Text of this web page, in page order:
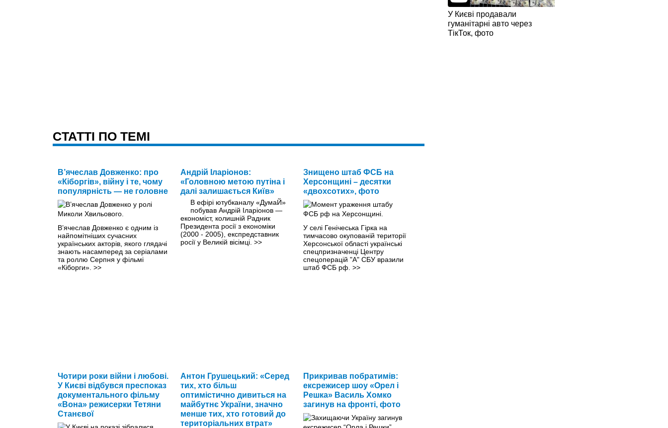
CТАТТІ ПО ТЕМІ
В’ячеслав Довженко: про
«Кіборгів», війну і те, чому
популярність — не головне
В’ячеслав Довженко є одним із
найпомітніших сучасних
українських акторів, якого глядачі
знають насамперед за серіалами
та роллю Серпня у фільмі
«Кіборги». >>
Андрій Іларіонов:
«Головною метою путіна і
далі залишається Київ»
В ефірі ютубканалу «ДумаЙ»
побував Андрій Іларіонов —
економіст, колишній Радник
Президента росії з економіки
(2000 - 2005), експредставник
росії у Великій вісімці. >>
Знищено штаб ФСБ на
Херсонщині – десятки
«двохсотих», фото
У селі Генічеська Гірка на
тимчасово окупованій території
Херсонської області українські
спецпризначенці Центру
спецоперацій "А" СБУ вразили
штаб ФСБ рф. >>
Чотири роки війни і любові.
У Києві відбувся преспоказ
документального фільму
«Вона» режисерки Тетяни
Станєвої
Антон Грушецький: «Серед
тих, хто більш
оптимістично дивиться на
майбутнє України, значно
менше тих, хто готовий до
територіальних втрат»
Прикривав побратимів:
ексрежисер шоу «Орел і
Решка» Василь Хомко
загинув на фронті, фото
У Києві продавали
гуманітарні авто через
ТікТок, фото